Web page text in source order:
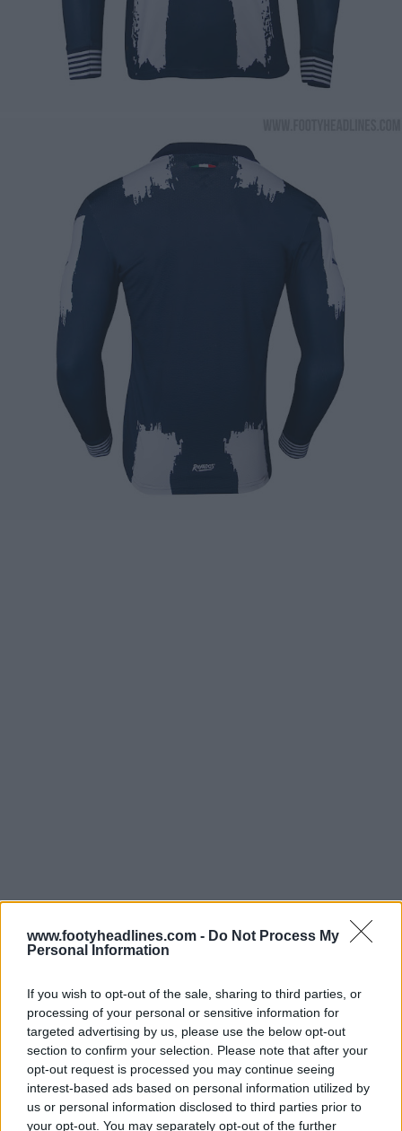
www.footyheadlines.com - Do Not Process My
Personal Information
If you wish to opt-out of the sale, sharing to third parties, or
processing of your personal or sensitive information for
targeted advertising by us, please use the below opt-out
section to confirm your selection. Please note that after your
opt-out request is processed you may continue seeing
interest-based ads based on personal information utilized by
us or personal information disclosed to third parties prior to
your opt-out. You may separately opt-out of the further
Oltre alla versione da partita, è stata presentata
un'edizione speciale a maniche lunghe per
commemorare l'80° anniversario del club. Questa
versione presenta uno stemma minimalista del
Monterrey in rilievo al centro del petto, mentre uno
stemma retrò è posizionato sul lato sinistro. Il numero